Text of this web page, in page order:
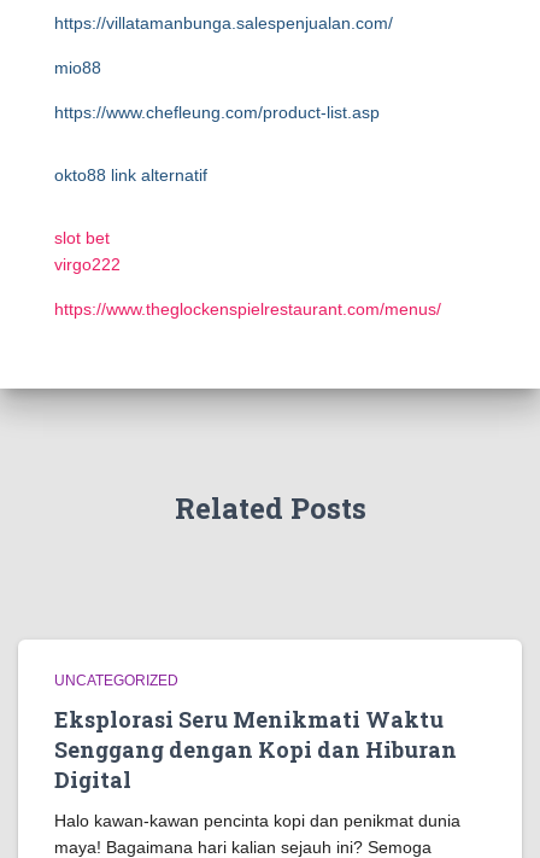
https://villatamanbunga.salespenjualan.com/
mio88
https://www.chefleung.com/product-list.asp
okto88 link alternatif
slot bet
virgo222
https://www.theglockenspielrestaurant.com/menus/
Related Posts
UNCATEGORIZED
Eksplorasi Seru Menikmati Waktu
Senggang dengan Kopi dan Hiburan
Digital
Halo kawan-kawan pencinta kopi dan penikmat dunia
maya! Bagaimana hari kalian sejauh ini? Semoga